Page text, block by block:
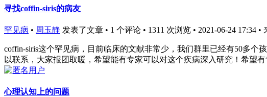
寻找coffin-siris的病友
罕见病 • 周玉静 发表了文章 • 1 个评论 • 1311 次浏览 • 2021-06-24 17:34 •
coffin-siris这个罕见病，目前临床的文献非常少，我们群里已经有50多
以联系，大家报团取暖，希望能有专家可以对这个疾病深入研究！希望有
心理认知上的问题